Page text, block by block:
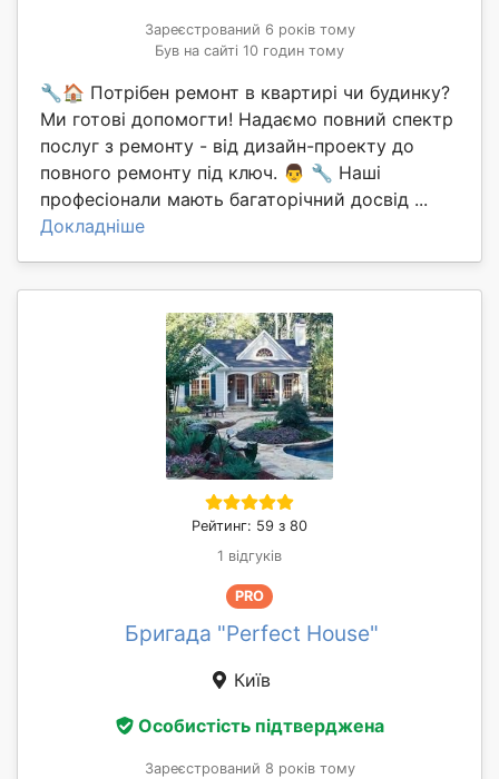
Зареєстрований 6 років тому
Був на сайті 10 годин тому
🔧🏠 Потрібен ремонт в квартирі чи будинку?
Ми готові допомогти! Надаємо повний спектр
послуг з ремонту - від дизайн-проекту до
повного ремонту під ключ. 👨 🔧 Наші
професіонали мають багаторічний досвід ...
Докладніше
Рейтинг: 59 з 80
1 відгуків
PRO
Бригада "Perfect House"
Київ
Особистість підтверджена
Зареєстрований 8 років тому